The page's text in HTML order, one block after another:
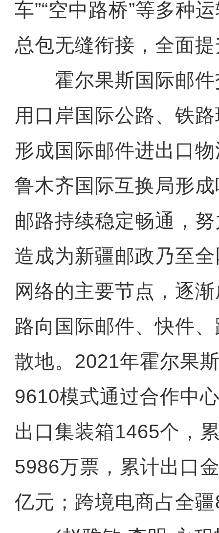
车”“空中路桥”等多种
总包无缝衔接，全面
霍尔果斯国际邮件
用口岸国际公路、铁
形成国际邮件进出口
鲁木齐国际互换局形
邮路持续稳定畅通，
造成为新疆邮政乃至
网络的主要节点，逐
路向国际邮件、快件
散地。2021年霍尔果
9610模式通过合作中
出口集装箱1465个，
5986万票，累计出口
亿元；跨境电商占全